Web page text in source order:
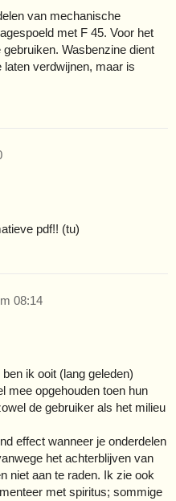
van mechanische
met F 45. Voor het
Wasbenzine dient
verdwijnen, maar is
pdf!! (tu)
08:14
ik ooit (lang geleden)
mee opgehouden toen hun
de gebruiker als het milieu
effect wanneer je onderdelen
het achterblijven van
niet aan te raden. Ik zie ook
met spiritus; sommige